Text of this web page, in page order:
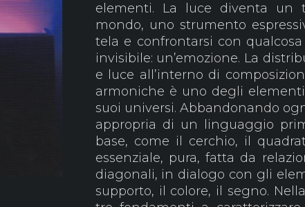
elementi. La luce diventa un
mondo, uno strumento
tela e confrontarsi con
invisibile: un’emozione. La
e luce all’interno di
armoniche è uno degli
suoi universi. Abbandonando
appropria di un linguaggio
base, come il cerchio, il
essenziale, pura, fatta da
diagonali, in dialogo con gli
supporto, il colore, il segno.